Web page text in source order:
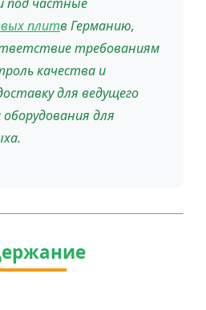
плитв Германию,
требованиям
качества и
для ведущего
для